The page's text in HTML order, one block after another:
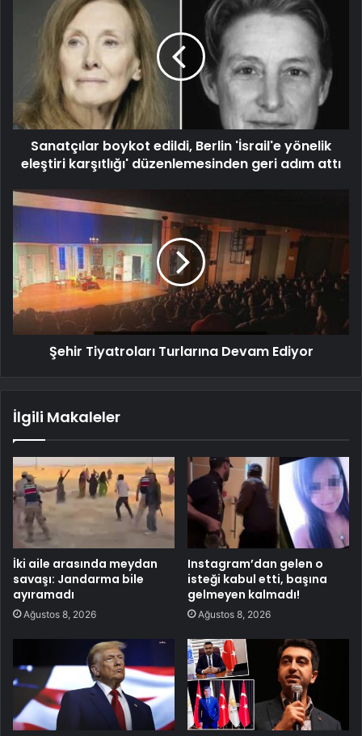
Sanatçılar boykot edildi, Berlin 'İsrail'e yönelik
eleştiri karşıtlığı' düzenlemesinden geri adım attı
Şehir Tiyatroları Turlarına Devam Ediyor
İlgili Makaleler
İki aile arasında meydan
savaşı: Jandarma bile
ayıramadı
Ağustos 8, 2026
Instagram’dan gelen o
isteği kabul etti, başına
gelmeyen kalmadı!
Ağustos 8, 2026